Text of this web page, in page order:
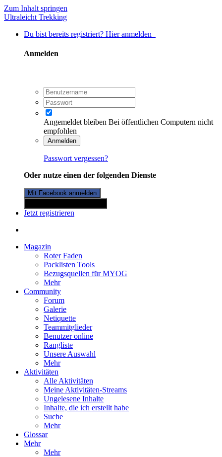
Zum Inhalt springen
Ultraleicht Trekking
Du bist bereits registriert? Hier anmelden
Anmelden
Angemeldet bleiben Bei öffentlichen Computern nicht
empfohlen
Anmelden
Passwort vergessen?
Oder nutze einen der folgenden Dienste
Mit Facebook anmelden
Jetzt registrieren
Magazin
Roter Faden
Packlisten Tools
Bezugsquellen für MYOG
Mehr
Community
Forum
Galerie
Netiquette
Teammitglieder
Benutzer online
Rangliste
Unsere Auswahl
Mehr
Aktivitäten
Alle Aktivitäten
Meine Aktivitäten-Streams
Ungelesene Inhalte
Inhalte, die ich erstellt habe
Suche
Mehr
Glossar
Mehr
Mehr